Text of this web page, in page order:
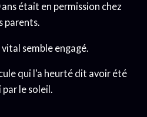
était en permission chez
parents.
semble engagé.
qui l'a heurté dit avoir été
par le soleil.